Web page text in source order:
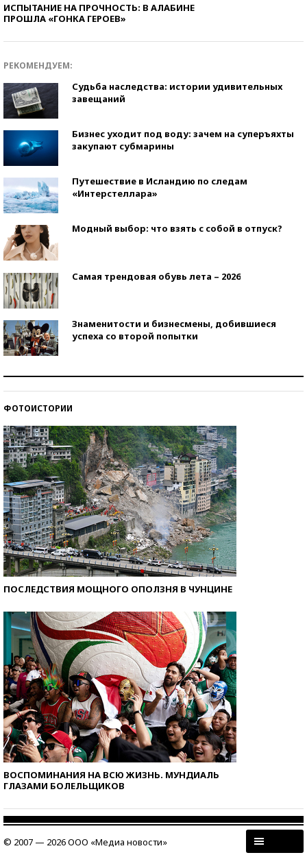
ИСПЫТАНИЕ НА ПРОЧНОСТЬ: В АЛАБИНЕ
ПРОШЛА «ГОНКА ГЕРОЕВ»
РЕКОМЕНДУЕМ:
Судьба наследства: истории удивительных
завещаний
Бизнес уходит под воду: зачем на суперъяхты
закупают субмарины
Путешествие в Исландию по следам
«Интерстеллара»
Модный выбор: что взять с собой в отпуск?
Самая трендовая обувь лета – 2026
Знаменитости и бизнесмены, добившиеся
успеха со второй попытки
ФОТОИСТОРИИ
ПОСЛЕДСТВИЯ МОЩНОГО ОПОЛЗНЯ В ЧУНЦИНЕ
ВОСПОМИНАНИЯ НА ВСЮ ЖИЗНЬ. МУНДИАЛЬ
ГЛАЗАМИ БОЛЕЛЬЩИКОВ
© 2007 — 2026 ООО «Медиа новости»